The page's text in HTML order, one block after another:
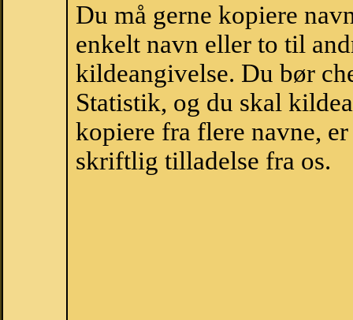
Du må gerne kopiere
enkelt navn eller to til
kildeangivelse. Du bør
Statistik, og du skal
kopiere fra flere navne,
skriftlig tilladelse fra os.